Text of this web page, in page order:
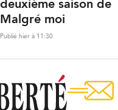
deuxième saison de
Malgré moi
Publié hier à 11:30